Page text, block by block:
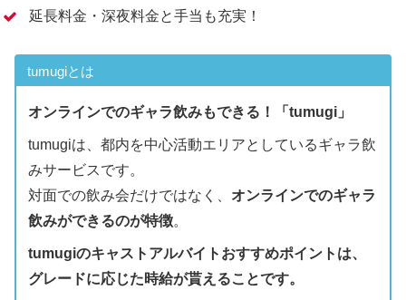
延長料金・深夜料金と手当も充実！
tumugiとは
オンラインでのギャラ飲みもできる！「tumugi」
tumugiは、都内を中心活動エリアとしているギャラ飲
みサービスです。
対面での飲み会だけではなく、 オンラインでのギャラ
飲みができるのが特徴。
tumugiのキャストアルバイトおすすめポイントは、
グレードに応じた時給が貰えることです。